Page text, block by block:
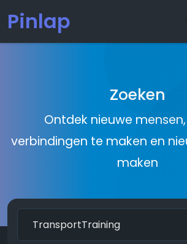
Pinlap
Zoeken
Ontdek nieuwe
verbindingen te maken en
maken